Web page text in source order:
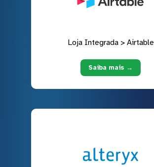
Loja Integrada > Airtable
Saiba mais →